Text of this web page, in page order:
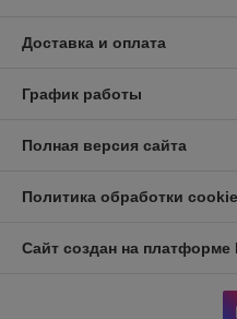
Доставка и оплата
График работы
Полная версия сайта
Политика обработки
Сайт создан на платформе